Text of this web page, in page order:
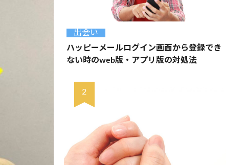
出会い
ハッピーメールログイン画面から登録でき
ない時のweb版・アプリ版の対処法